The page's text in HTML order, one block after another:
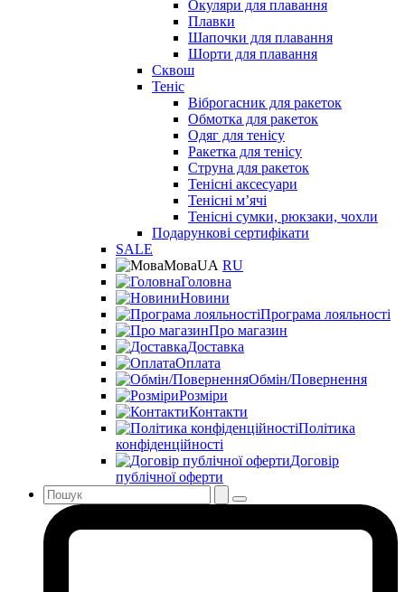
Окуляри для плавання
Плавки
Шапочки для плавання
Шорти для плавання
Сквош
Теніс
Віброгасник для ракеток
Обмотка для ракеток
Одяг для тенісу
Ракетка для тенісу
Струна для ракеток
Тенісні аксесуари
Тенісні мʼячі
Тенісні сумки, рюкзаки, чохли
Подарункові сертифікати
SALE
МоваUA RU
Головна
Новини
Програма лояльності
Про магазин
Доставка
Оплата
Обмін/Повернення
Розміри
Контакти
Політика
конфіденційності
Договір
публічної оферти